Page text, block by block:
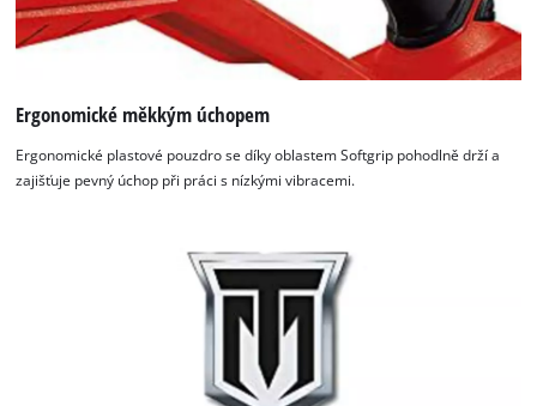
Ergonomické měkkým úchopem
Ergonomické plastové pouzdro se díky oblastem Softgrip pohodlně drží a
zajišťuje pevný úchop při práci s nízkými vibracemi.